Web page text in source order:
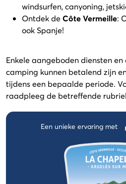
windsurfen, canyoning,
Ontdek de Côte Vermeille:
ook Spanje!
Enkele aangeboden diensten
camping kunnen betalend zijn
tijdens een bepaalde periode.
raadpleeg de betreffende
Een unieke ervaring met